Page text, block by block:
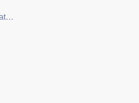
Certification Entreprise